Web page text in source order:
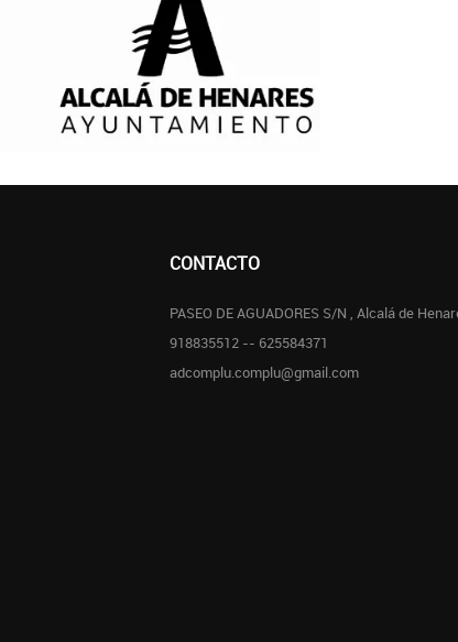
CONTACTO
PASEO DE AGUADORES S/N , Alcalá de
918835512 -- 625584371
adcomplu.complu@gmail.com